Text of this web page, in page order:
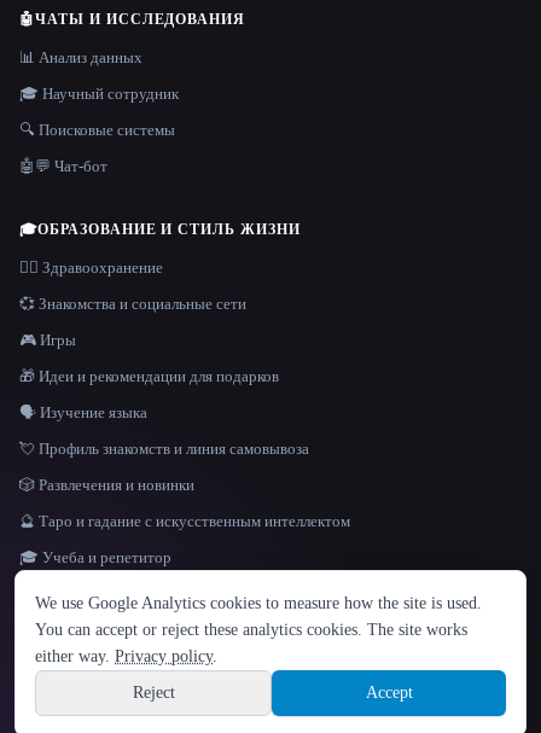
ЯЗЫК
English español Français Русский 简体中文
Hindi
Sign up
🤖ЧАТЫ И ИССЛЕДОВАНИЯ
📊 Анализ данных
🎓 Научный сотрудник
🔍 Поисковые системы
🤖💬 Чат-бот
🎓ОБРАЗОВАНИЕ И СТИЛЬ ЖИЗНИ
👩‍⚕️ Здравоохранение
💞 Знакомства и социальные сети
🎮 Игры
🎁 Идеи и рекомендации для подарков
🗣️ Изучение языка
💘 Профиль знакомств и линия самовывоза
🎲 Развлечения и новинки
🔮 Таро и гадание с искусственным интеллектом
🎓 Учеба и репетитор
Site information
© 2026 That AI Collection. Все права защищены.
Built with Metatron ★
build de3d624c
We use Google Analytics cookies to measure how the site is used.
You can accept or reject these analytics cookies. The site works
either way. Privacy policy.
Reject
Accept